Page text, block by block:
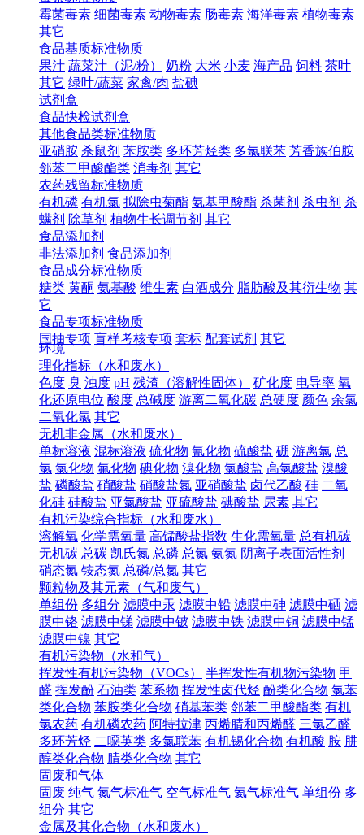
霉菌毒素 细菌毒素 动物毒素 肠毒素 海洋毒素 植物毒素
其它
食品基质标准物质
果汁 蔬菜汁（泥/粉） 奶粉 大米 小麦 海产品 饲料 茶叶
其它 绿叶/蔬菜 家禽/肉 盐碘
试剂盒
食品快检试剂盒
其他食品类标准物质
亚硝胺 杀鼠剂 苯胺类 多环芳烃类 多氯联苯 芳香族伯胺
邻苯二甲酸酯类 消毒剂 其它
农药残留标准物质
有机磷 有机氯 拟除虫菊酯 氨基甲酸酯 杀菌剂 杀虫剂 杀
螨剂 除草剂 植物生长调节剂 其它
食品添加剂
非法添加剂 食品添加剂
食品成分标准物质
糖类 黄酮 氨基酸 维生素 白酒成分 脂肪酸及其衍生物 其
它
食品专项标准物质
国抽专项 盲样考核专项 套标 配套试剂 其它
环境
理化指标（水和废水）
色度 臭 浊度 pH 残渣（溶解性固体） 矿化度 电导率 氧
化还原电位 酸度 总碱度 游离二氧化碳 总硬度 颜色 余氯
二氧化氯 其它
无机非金属（水和废水）
单标溶液 混标溶液 硫化物 氰化物 硫酸盐 硼 游离氯 总
氯 氯化物 氟化物 碘化物 溴化物 氯酸盐 高氯酸盐 溴酸
盐 磷酸盐 硝酸盐 硝酸盐氮 亚硝酸盐 卤代乙酸 硅 二氧
化硅 硅酸盐 亚氯酸盐 亚硫酸盐 碘酸盐 尿素 其它
有机污染综合指标（水和废水）
溶解氧 化学需氧量 高锰酸盐指数 生化需氧量 总有机碳
无机碳 总碳 凯氏氮 总磷 总氮 氨氮 阴离子表面活性剂
硝态氮 铵态氮 总磷/总氮 其它
颗粒物及其元素（气和废气）
单组份 多组分 滤膜中汞 滤膜中铅 滤膜中砷 滤膜中硒 滤
膜中铬 滤膜中锑 滤膜中铍 滤膜中铁 滤膜中铜 滤膜中锰
滤膜中镍 其它
有机污染物（水和气）
挥发性有机污染物（VOCs）
半挥发性有机物污染物 甲
醛 挥发酚 石油类 苯系物 挥发性卤代烃 酚类化合物 氯苯
类化合物 苯胺类化合物 硝基苯类 邻苯二甲酸酯类 有机
氯农药 有机磷农药 阿特拉津 丙烯腈和丙烯醛 三氯乙醛
多环芳烃 二噁英类 多氯联苯 有机锡化合物 有机酸 胺 肼
醇类化合物 腈类化合物 其它
固废和气体
固废 纯气 氮气标准气 空气标准气 氦气标准气 单组份 多
组分 其它
金属及其化合物（水和废水）